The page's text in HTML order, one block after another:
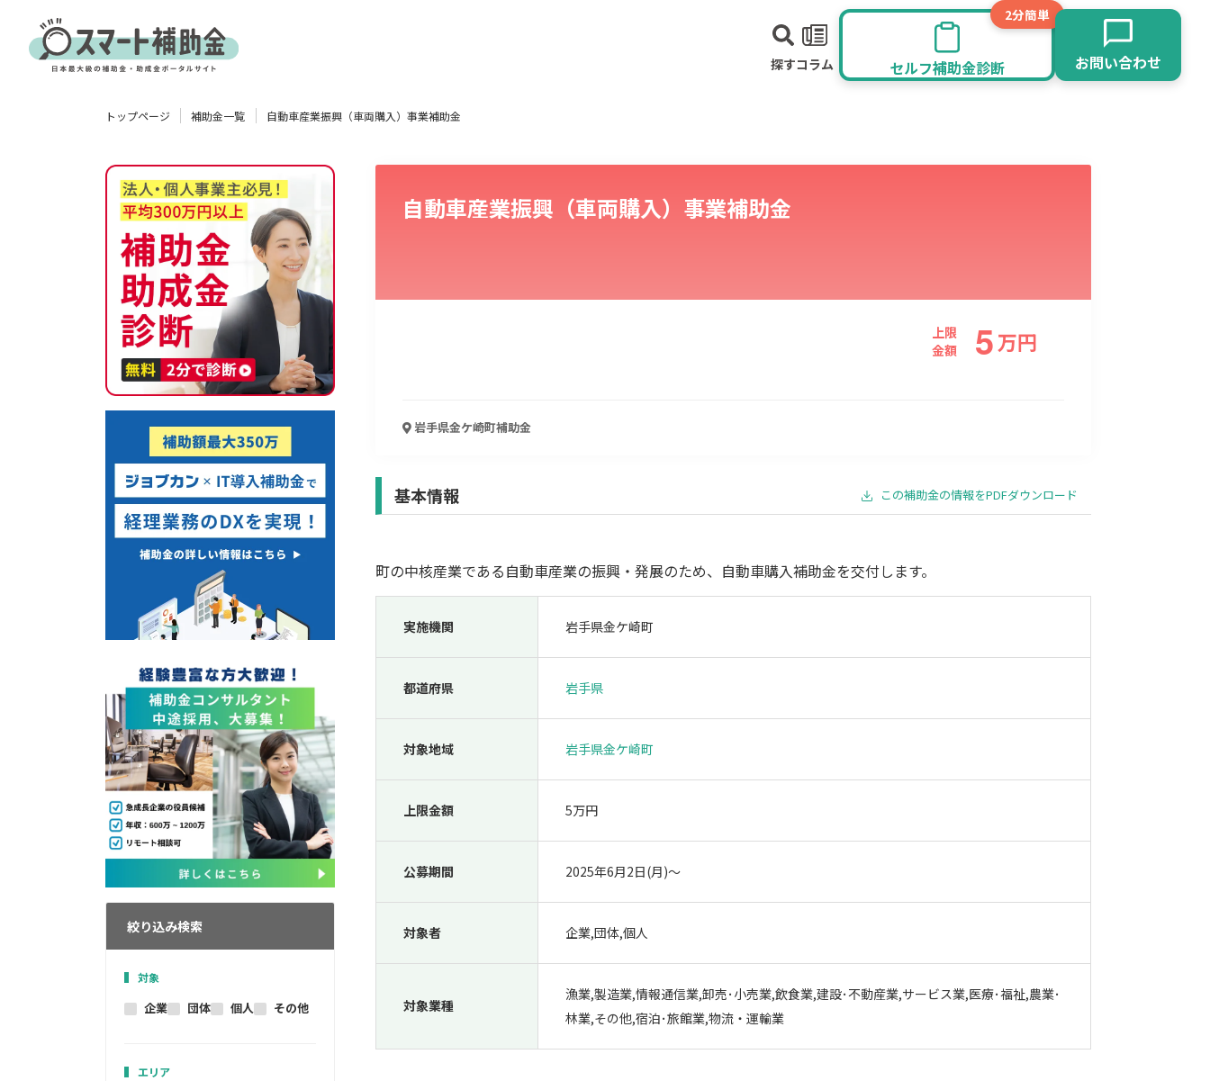
探すコラム
2分簡単
セルフ補助金診断 お問い合わせ
製造業 情報通信業 卸売･小売業
人材採用・雇用 人材育成・福利厚生
トップページ 補助金一覧 自動車産業振興（車両購入）事業補助金
絞り込み検索
対象
企業 団体 個人 その他
エリア
自動車産業振興（車両購入）事業補助金
上限
金額
5万円
岩手県金ケ崎町補助金
基本情報 この補助金の情報をPDFダウンロード
町の中核産業である自動車産業の振興・発展のため、自動車購入補助金を交付します。
実施機関 岩手県金ケ崎町
都道府県 岩手県
対象地域 岩手県金ケ崎町
上限金額 5万円
公募期間 2025年6月2日(月)〜
対象者 企業,団体,個人
対象業種
漁業,製造業,情報通信業,卸売･小売業,飲食業,建設･不動産業,サービス業,医療･福祉,農業･
林業,その他,宿泊･旅館業,物流・運輸業